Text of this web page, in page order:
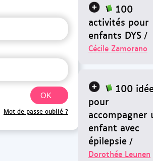
100
activités pour
enfants DYS /
Cécile Zamorano
100
pour
accompagner
enfant avec
épilepsie /
Dorothée Leunen
Mot de passe oublié ?